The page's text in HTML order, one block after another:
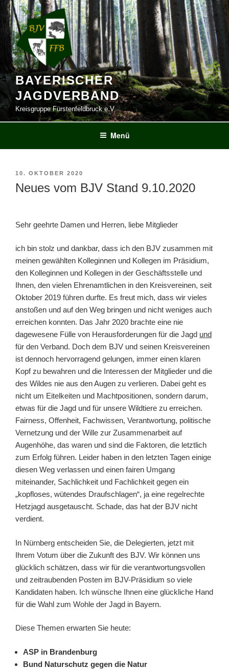
Zum
Inhalt
springen
BAYERISCHER
JAGDVERBAND
Kreisgruppe Fürstenfeldbruck e.V.
Menü
VERÖFFENTLICHT
AM
10. OKTOBER 2020
Neues vom BJV Stand 9.10.2020
Sehr geehrte Damen und Herren, liebe Mitglieder
ich bin stolz und dankbar, dass ich den BJV zusammen mit
meinen gewählten Kolleginnen und Kollegen im Präsidium,
den Kolleginnen und Kollegen in der Geschäftsstelle und
Ihnen, den vielen Ehrenamtlichen in den Kreisvereinen, seit
Oktober 2019 führen durfte. Es freut mich, dass wir vieles
anstoßen und auf den Weg bringen und nicht weniges auch
erreichen konnten. Das Jahr 2020 brachte eine nie
dagewesene Fülle von Herausforderungen für die Jagd und
für den Verband. Doch dem BJV und seinen Kreisvereinen
ist dennoch hervorragend gelungen, immer einen klaren
Kopf zu bewahren und die Interessen der Mitglieder und die
des Wildes nie aus den Augen zu verlieren. Dabei geht es
nicht um Eitelkeiten und Machtpositionen, sondern darum,
etwas für die Jagd und für unsere Wildtiere zu erreichen.
Fairness, Offenheit, Fachwissen, Verantwortung, politische
Vernetzung und der Wille zur Zusammenarbeit auf
Augenhöhe, das waren und sind die Faktoren, die letztlich
zum Erfolg führen. Leider haben in den letzten Tagen einige
diesen Weg verlassen und einen fairen Umgang
miteinander, Sachlichkeit und Fachlichkeit gegen ein
„kopfloses, wütendes Draufschlagen“, ja eine regelrechte
Hetzjagd ausgetauscht. Schade, das hat der BJV nicht
verdient.
In Nürnberg entscheiden Sie, die Delegierten, jetzt mit
Ihrem Votum über die Zukunft des BJV. Wir können uns
glücklich schätzen, dass wir für die verantwortungsvollen
und zeitraubenden Posten im BJV-Präsidium so viele
Kandidaten haben. Ich wünsche Ihnen eine glückliche Hand
für die Wahl zum Wohle der Jagd in Bayern.
Diese Themen erwarten Sie heute:
ASP in Brandenburg
Bund Naturschutz gegen die Natur